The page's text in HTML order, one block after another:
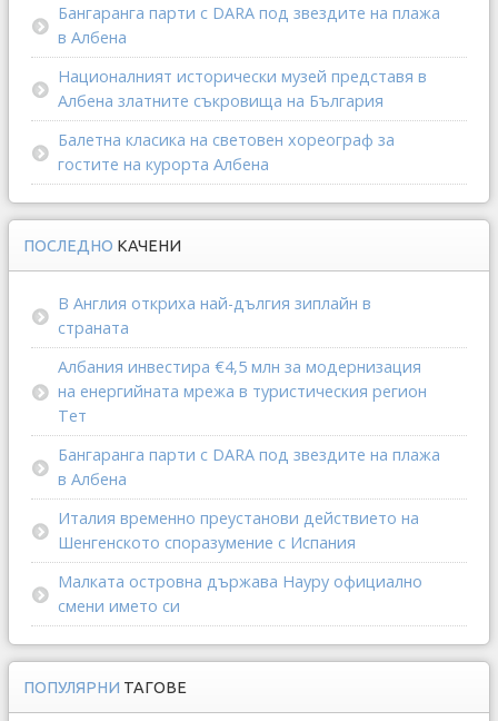
Бангаранга парти с DARA под звездите на плажа
в Албена
Националният исторически музей представя в
Албена златните съкровища на България
Балетна класика на световен хореограф за
гостите на курорта Албена
ПОСЛЕДНО КАЧЕНИ
В Англия откриха най-дългия зиплайн в
страната
Албания инвестира €4,5 млн за модернизация
на енергийната мрежа в туристическия регион
Тет
Бангаранга парти с DARA под звездите на плажа
в Албена
Италия временно преустанови действието на
Шенгенското споразумение с Испания
Малката островна държава Науру официално
смени името си
ПОПУЛЯРНИ ТАГОВЕ